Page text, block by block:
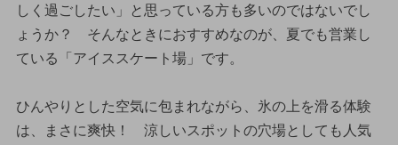
しく過ごしたい」と思っている方も多いのではないでし
ょうか？ そんなときにおすすめなのが、夏でも営業し
ている「アイススケート場」です。
ひんやりとした空気に包まれながら、氷の上を滑る体験
は、まさに爽快！ 涼しいスポットの穴場としても人気